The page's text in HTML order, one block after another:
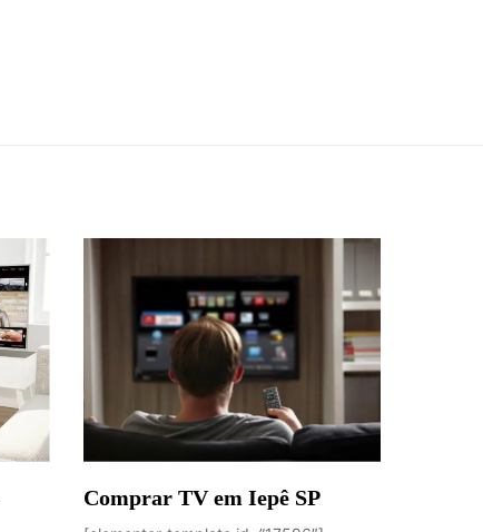
Comprar TV em Iepê SP